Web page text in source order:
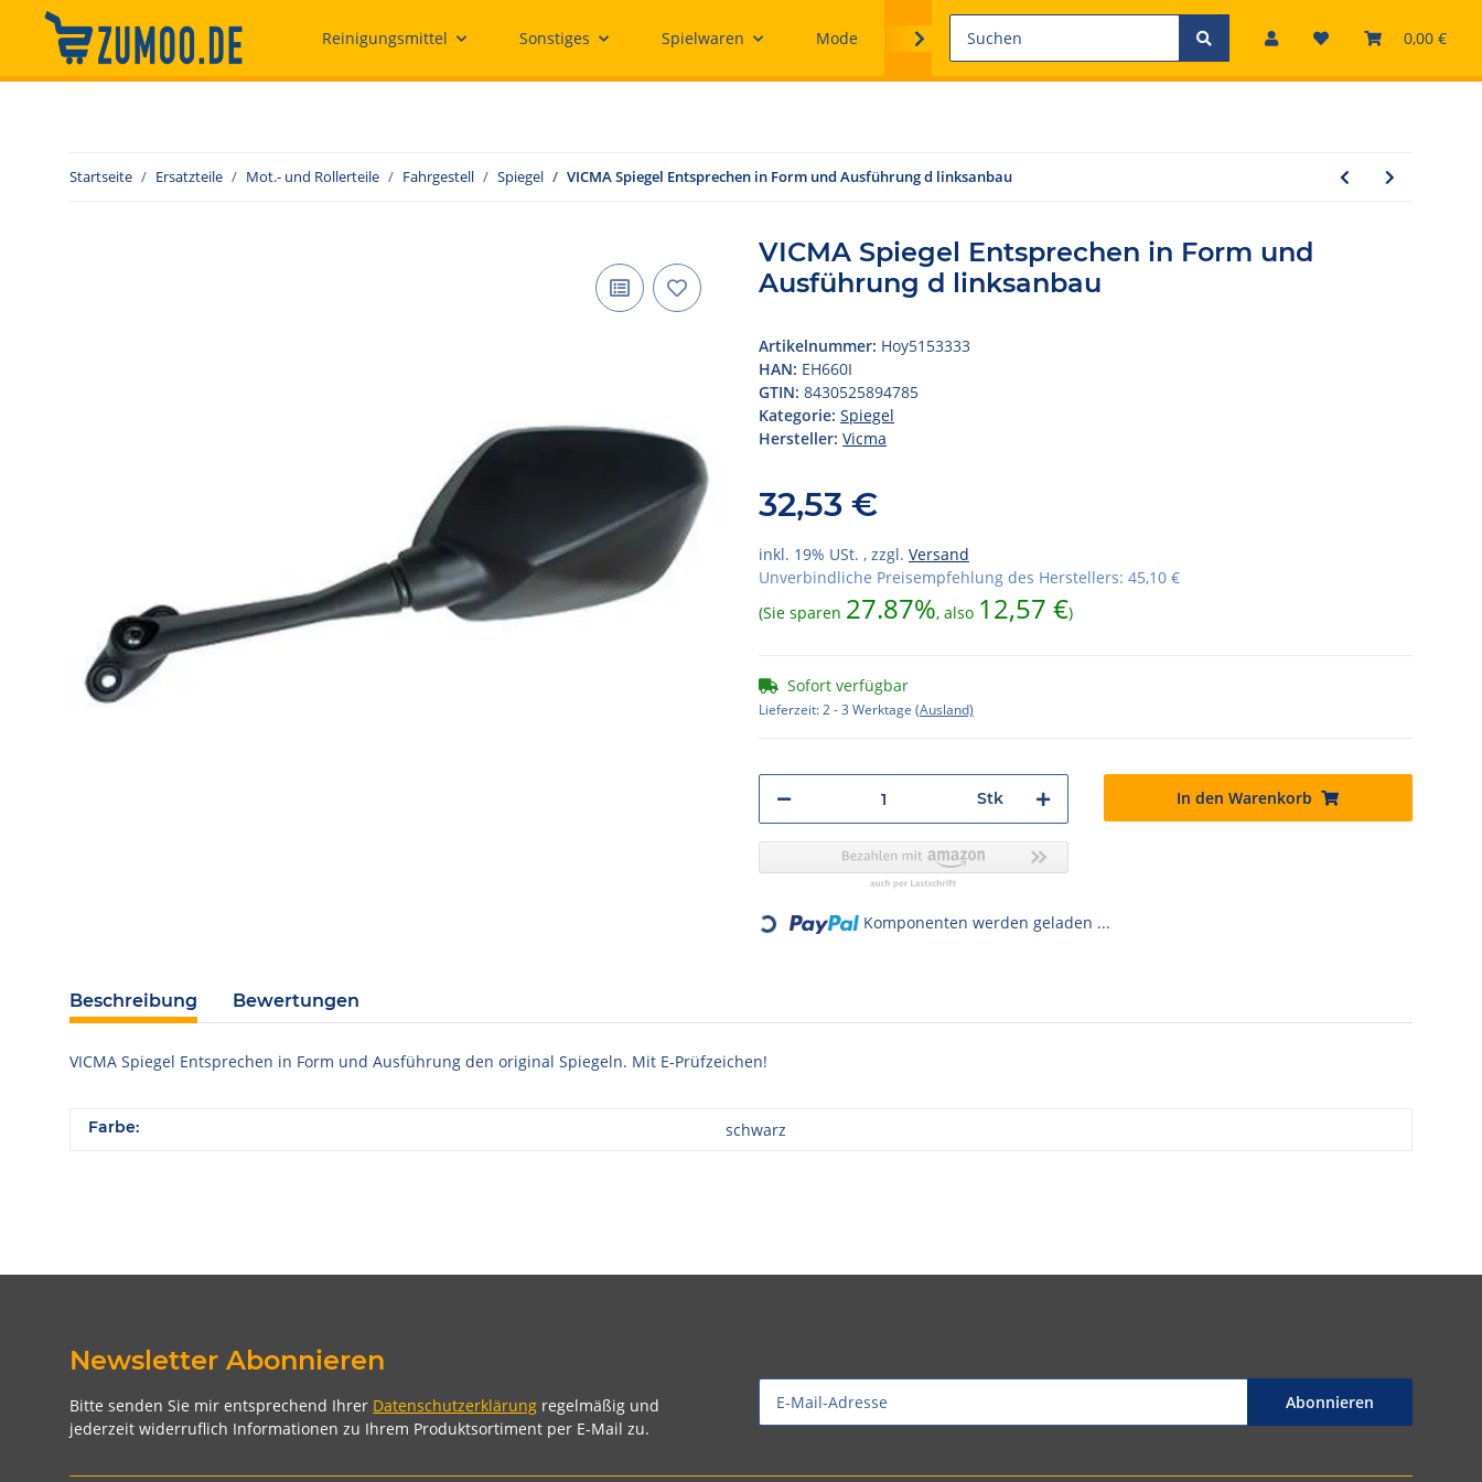
0,00 €
Reinigungsmittel Sonstiges Spielwaren Mode Ersatzteile
Startseite Ersatzteile Mot.- und Rollerteile Fahrgestell Spiegel VICMA Spiegel Entsprechen in Form und Ausführung d linksanbau
VICMA Spiegel Entsprechen in Form und
Ausführung d linksanbau
Artikelnummer: Hoy5153333
HAN: EH660I
GTIN: 8430525894785
Kategorie: Spiegel
Hersteller: Vicma
32,53 €
inkl. 19% USt. , zzgl. Versand
Unverbindliche Preisempfehlung des Herstellers: 45,10 €
(Sie sparen 27.87%, also 12,57 €)
Sofort verfügbar
Lieferzeit:2 - 3 Werktage (Ausland)
Stk In den Warenkorb
Loading... Komponenten werden geladen ...
Beschreibung Bewertungen
VICMA Spiegel Entsprechen in Form und Ausführung den original Spiegeln. Mit E-Prüfzeichen!
Farbe: schwarz
Newsletter Abonnieren
Bitte senden Sie mir entsprechend Ihrer Datenschutzerklärung regelmäßig und
jederzeit widerruflich Informationen zu Ihrem Produktsortiment per E-Mail zu.
Abonnieren